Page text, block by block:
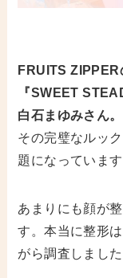
FRUITS ZIPPER
『SWEET
白石まゆみさん。
その完璧なルッ
題になっています
あまりにも顔が
す。本当に整形
がら調査しました